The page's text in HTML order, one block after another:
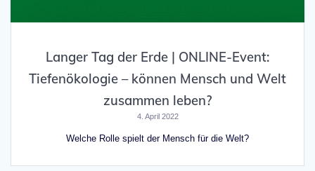
Langer Tag der Erde | ONLINE-Event:
Tiefenökologie – können Mensch und Welt
zusammen leben?
4. April 2022
Welche Rolle spielt der Mensch für die Welt?